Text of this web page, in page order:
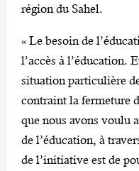
région du Sahel.
« Le besoin de
l’accès à l’éducation.
situation particulière
contraint la fermeture
que nous avons voulu
de l’éducation, à
de l’initiative est de